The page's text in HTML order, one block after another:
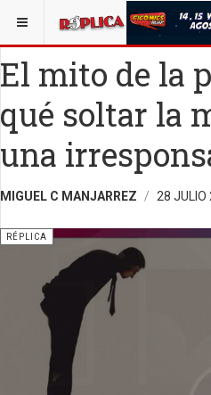
ESTÁ AQUÍ: ALEJANDRO C.
El mito de la
qué soltar la
una
MIGUEL C MANJARREZ 28 JULIO
RÉPLICA